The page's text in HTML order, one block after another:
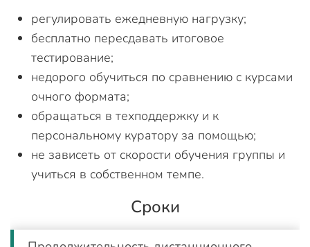
регулировать ежедневную нагрузку;
бесплатно пересдавать итоговое
тестирование;
недорого обучиться по сравнению с курсами
очного формата;
обращаться в техподдержку и к
персональному куратору за помощью;
не зависеть от скорости обучения группы и
учиться в собственном темпе.
Сроки